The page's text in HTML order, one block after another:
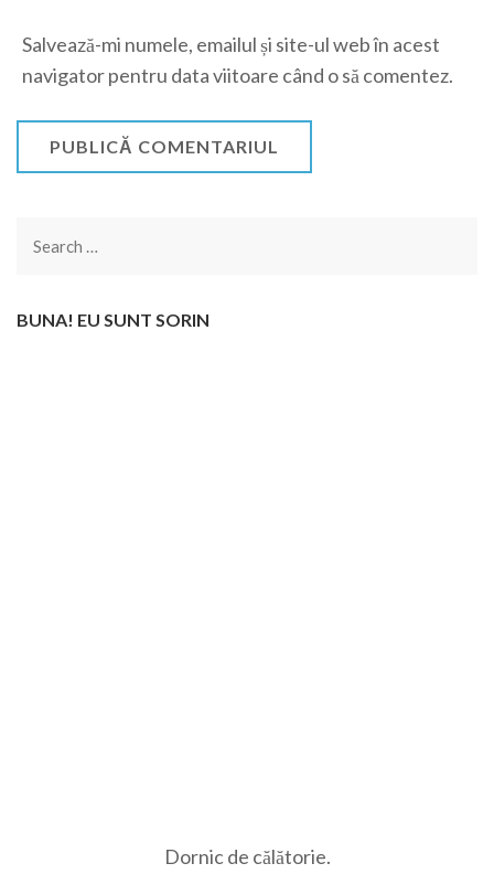
Salvează-mi numele, emailul și site-ul web în acest
navigator pentru data viitoare când o să comentez.
Search
BUNA! EU SUNT SORIN
Dornic de călătorie.